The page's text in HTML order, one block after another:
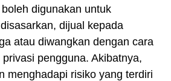
digunakan untuk
dijual kepada
atau diwangkan dengan cara
pengguna. Akibatnya,
menghadapi risiko yang terdiri